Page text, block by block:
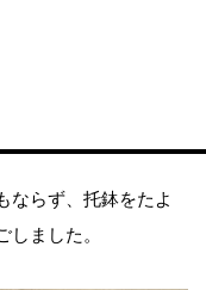
ならず、托鉢をたよ
しました。